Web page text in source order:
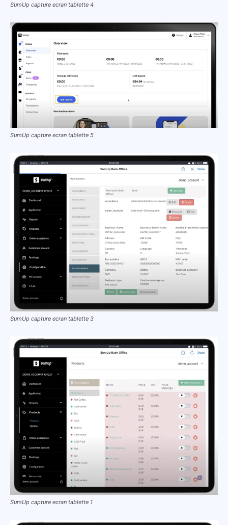
SumUp capture ecran tablette 4
SumUp capture ecran tablette 5
SumUp capture ecran tablette 3
SumUp capture ecran tablette 1